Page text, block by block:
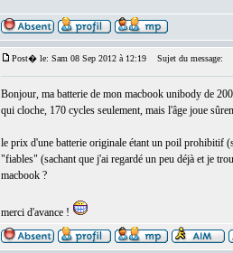
Post� le: Sam 08 Sep 2012 à 12:19 Sujet du message:
Bonjour, ma batterie de mon macbook unibody de
qui cloche, 170 cycles seulement, mais l'âge joue
le prix d'une batterie originale étant un poil prohibitif
"fiables" (sachant que j'ai regardé un peu déjà et je
macbook ?
merci d'avance !